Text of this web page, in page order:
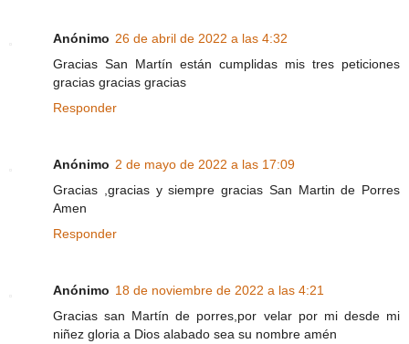
Anónimo 26 de abril de 2022 a las 4:32
Gracias San Martín están cumplidas mis tres peticiones
gracias gracias gracias
Responder
Anónimo 2 de mayo de 2022 a las 17:09
Gracias ,gracias y siempre gracias San Martin de Porres
Amen
Responder
Anónimo 18 de noviembre de 2022 a las 4:21
Gracias san Martín de porres,por velar por mi desde mi
niñez gloria a Dios alabado sea su nombre amén